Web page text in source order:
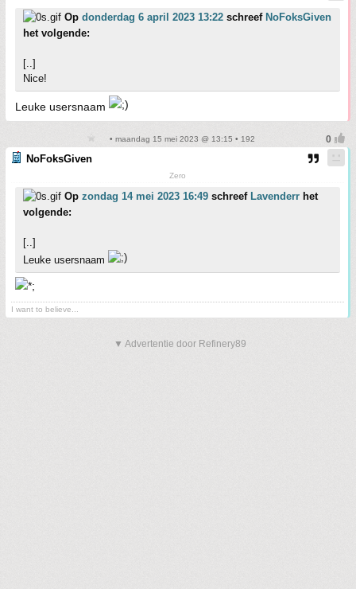
Op donderdag 6 april 2023 13:22 schreef NoFoksGiven
het volgende:
[..]
Nice!
Leuke usersnaam
• maandag 15 mei 2023 @ 13:15 • 192
NoFoksGiven
Zero
Op zondag 14 mei 2023 16:49 schreef Lavenderr het
volgende:
[..]
Leuke usersnaam
I want to believe...
▼ Advertentie door Refinery89